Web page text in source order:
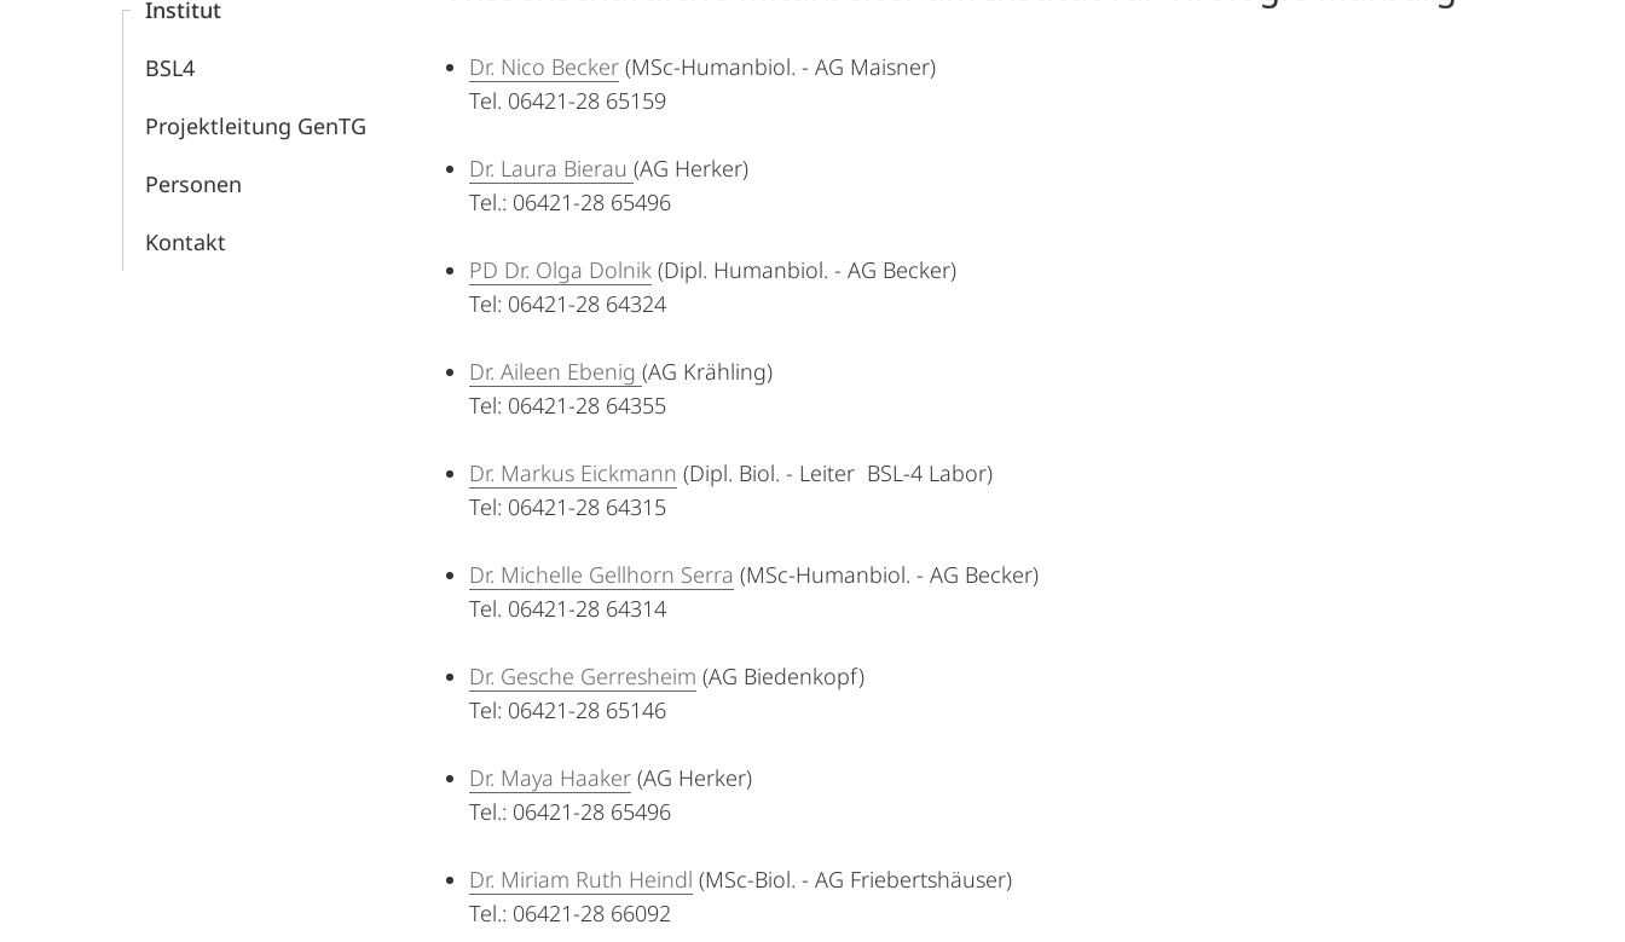
Institut
BSL4
Projektleitung GenTG
Personen
Kontakt
Dr. Nico Becker (MSc-Humanbiol. - AG Maisner)
Tel. 06421-28 65159
Dr. Laura Bierau (AG Herker)
Tel.: 06421-28 65496
PD Dr. Olga Dolnik (Dipl. Humanbiol. - AG Becker)
Tel: 06421-28 64324
Dr. Aileen Ebenig (AG Krähling)
Tel: 06421-28 64355
Dr. Markus Eickmann (Dipl. Biol. - Leiter BSL-4 Labor)
Tel: 06421-28 64315
Dr. Michelle Gellhorn Serra (MSc-Humanbiol. - AG Becker)
Tel. 06421-28 64314
Dr. Gesche Gerresheim (AG Biedenkopf)
Tel: 06421-28 65146
Dr. Maya Haaker (AG Herker)
Tel.: 06421-28 65496
Dr. Miriam Ruth Heindl (MSc-Biol. - AG Friebertshäuser)
Tel.: 06421-28 66092